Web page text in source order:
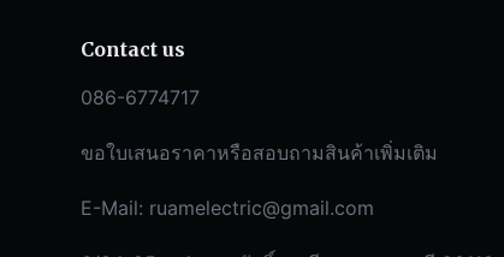
Contact us
086-6774717
ขอใบเสนอราคาหรือสอบถามสินค้าเพิ่มเติม
E-Mail: ruamelectric@gmail.com